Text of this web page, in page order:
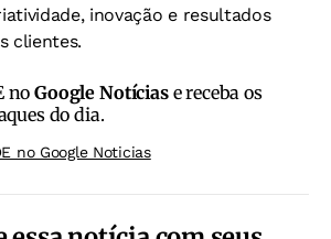
inovação e resultados
clientes.
noGoogle Notíciase receba os
do dia.
no Google Noticias